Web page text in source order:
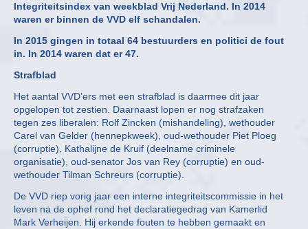
Integriteitsindex van weekblad Vrij Nederland. In 2014
waren er binnen de VVD elf schandalen.
In 2015 gingen in totaal 64 bestuurders en politici de fout
in. In 2014 waren dat er 47.
Strafblad
Het aantal VVD’ers met een strafblad is daarmee dit jaar
opgelopen tot zestien. Daarnaast lopen er nog strafzaken
tegen zes liberalen: Rolf Zincken (mishandeling), wethouder
Carel van Gelder (hennepkweek), oud-wethouder Piet Ploeg
(corruptie), Kathalijne de Kruif (deelname criminele
organisatie), oud-senator Jos van Rey (corruptie) en oud-
wethouder Tilman Schreurs (corruptie).
De VVD riep vorig jaar een interne integriteitscommissie in het
leven na de ophef rond het declaratiegedrag van Kamerlid
Mark Verheijen. Hij erkende fouten te hebben gemaakt en